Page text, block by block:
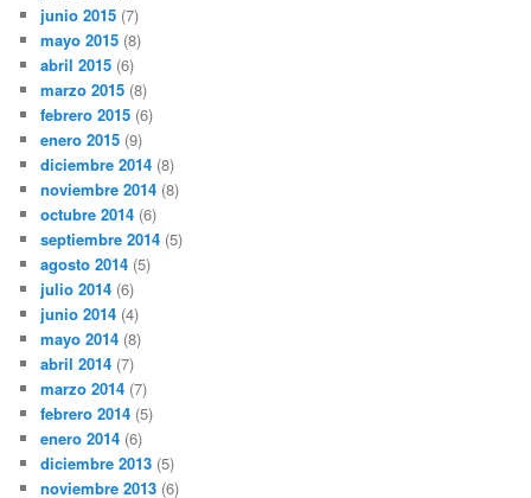
junio 2015 (7)
mayo 2015 (8)
abril 2015 (6)
marzo 2015 (8)
febrero 2015 (6)
enero 2015 (9)
diciembre 2014 (8)
noviembre 2014 (8)
octubre 2014 (6)
septiembre 2014 (5)
agosto 2014 (5)
julio 2014 (6)
junio 2014 (4)
mayo 2014 (8)
abril 2014 (7)
marzo 2014 (7)
febrero 2014 (5)
enero 2014 (6)
diciembre 2013 (5)
noviembre 2013 (6)